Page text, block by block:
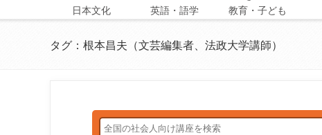
日本文化 英語・語学 教育・子ども
タグ：根本昌夫（文芸編集者、法政大学講師）